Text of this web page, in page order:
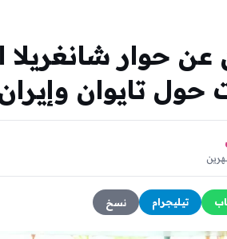
حوار شانغريلا
تايوان
تيليجرام نسخ